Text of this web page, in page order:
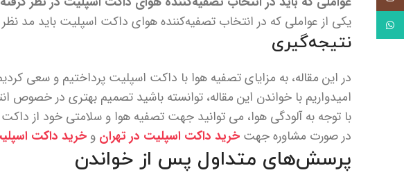
یکی از عواملی که در انتخاب تصفیه‌کننده هوای داکت اسپلیت باید مد نظر
نتیجه‌گیری
در این مقاله، به مزایای تصفیه هوا با داکت اسپلیت پرداختیم و سعی
امیدواریم با خواندن این مقاله، توانسته باشید تصمیم بهتری در خصوص
با توجه به آلودگی هوا، می توانید جهت تصفیه هوا و سلامتی خود از
در صورت مشاوره جهت خرید داکت اسپلیت در تهران و خرید داکت
پرسش‌های متداول پس از خواندن
واتس آپ